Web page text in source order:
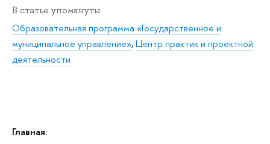
Главная:
В статье упомянуты
Образовательная программа «Государственное и
муниципальное управление»,Центр практик и проектной
деятельности